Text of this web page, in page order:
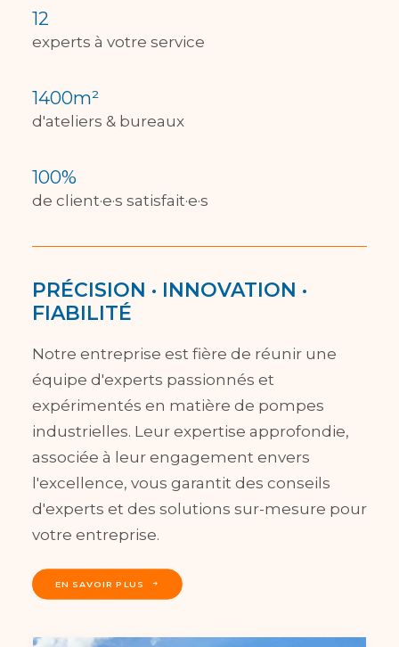
12
experts à votre service
1400m²
d'ateliers & bureaux
100%
de client·e·s satisfait·e·s
PRÉCISION · INNOVATION ·
FIABILITÉ
Notre entreprise est fière de réunir une
équipe d'experts passionnés et
expérimentés en matière de pompes
industrielles. Leur expertise approfondie,
associée à leur engagement envers
l'excellence, vous garantit des conseils
d'experts et des solutions sur-mesure pour
votre entreprise.
EN SAVOIR PLUS